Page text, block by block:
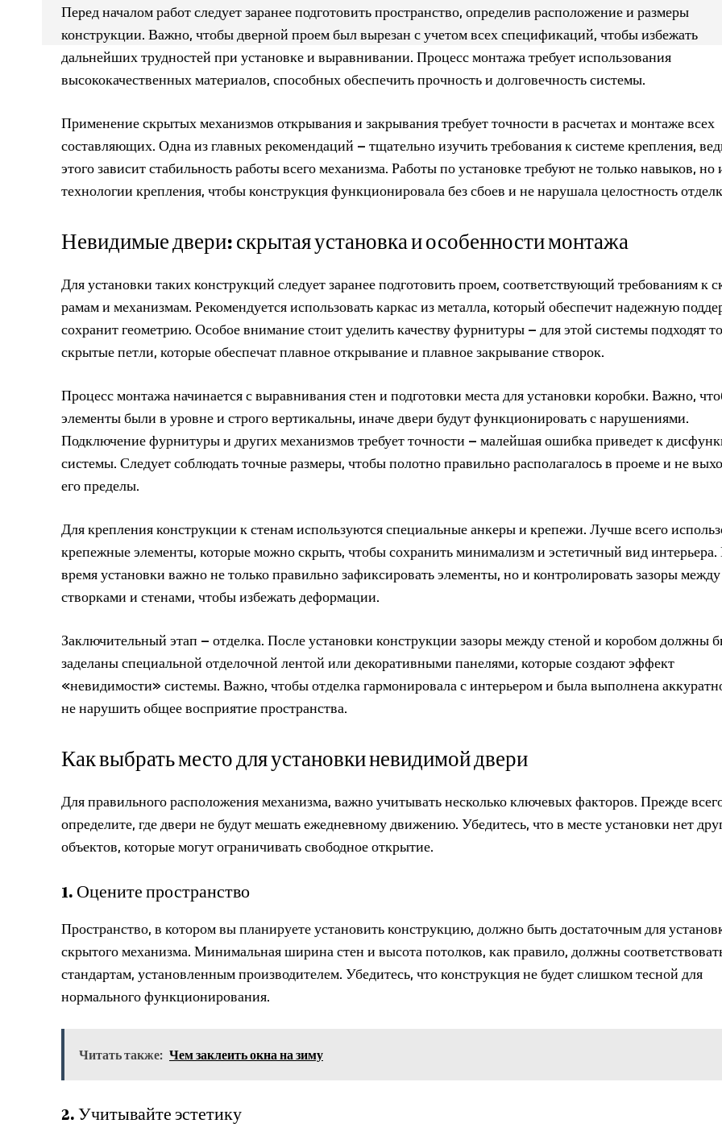
Перед началом работ следует заранее подготовить пространство, определив расположение и размеры
конструкции. Важно, чтобы дверной проем был вырезан с учетом всех спецификаций, чтобы избежать
дальнейших трудностей при установке и выравнивании. Процесс монтажа требует использования
высококачественных материалов, способных обеспечить прочность и долговечность системы.
Применение скрытых механизмов открывания и закрывания требует точности в расчетах и монтаже всех
составляющих. Одна из главных рекомендаций – тщательно изучить требования к системе крепления,
этого зависит стабильность работы всего механизма. Работы по установке требуют не только навыков, но
технологии крепления, чтобы конструкция функционировала без сбоев и не нарушала целостность
Невидимые двери: скрытая установка и особенности монтажа
Для установки таких конструкций следует заранее подготовить проем, соответствующий требованиям к
рамам и механизмам. Рекомендуется использовать каркас из металла, который обеспечит надежную
сохранит геометрию. Особое внимание стоит уделить качеству фурнитуры – для этой системы подходят
скрытые петли, которые обеспечат плавное открывание и плавное закрывание створок.
Процесс монтажа начинается с выравнивания стен и подготовки места для установки коробки. Важно,
элементы были в уровне и строго вертикальны, иначе двери будут функционировать с нарушениями.
Подключение фурнитуры и других механизмов требует точности – малейшая ошибка приведет к
системы. Следует соблюдать точные размеры, чтобы полотно правильно располагалось в проеме и не
его пределы.
Для крепления конструкции к стенам используются специальные анкеры и крепежи. Лучше всего
крепежные элементы, которые можно скрыть, чтобы сохранить минимализм и эстетичный вид
время установки важно не только правильно зафиксировать элементы, но и контролировать зазоры между
створками и стенами, чтобы избежать деформации.
Заключительный этап – отделка. После установки конструкции зазоры между стеной и коробом должны
заделаны специальной отделочной лентой или декоративными панелями, которые создают эффект
«невидимости» системы. Важно, чтобы отделка гармонировала с интерьером и была выполнена
не нарушить общее восприятие пространства.
Как выбрать место для установки невидимой двери
Для правильного расположения механизма, важно учитывать несколько ключевых факторов. Прежде
определите, где двери не будут мешать ежедневному движению. Убедитесь, что в месте установки нет
объектов, которые могут ограничивать свободное открытие.
1. Оцените пространство
Пространство, в котором вы планируете установить конструкцию, должно быть достаточным для
скрытого механизма. Минимальная ширина стен и высота потолков, как правило, должны
стандартам, установленным производителем. Убедитесь, что конструкция не будет слишком тесной для
нормального функционирования.
Читать также: Чем заклеить окна на зиму
2. Учитывайте эстетику